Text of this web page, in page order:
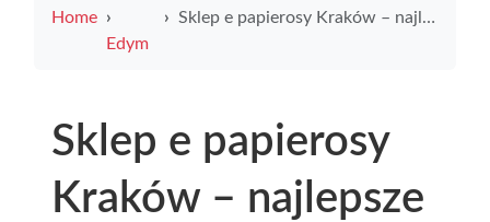
Home
Edym
Sklep e papierosy Kraków – najlepsze miejsce na zakup elektronicznych papierosów w mieście
Sklep e papierosy
Kraków – najlepsze